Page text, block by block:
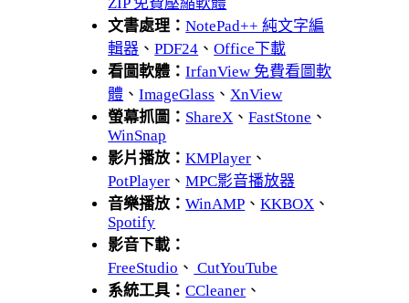
文書處理：NotePad++ 純文字編
輯器 、PDF24 、Office下載
看圖軟體：IrfanView 免費看圖軟
體 、ImageGlass 、 XnView
螢幕抓圖： ShareX 、FastStone 、
WinSnap
影片播放：KMPlayer 、
PotPlayer 、MPC影音播放器
音樂播放：WinAMP 、KKBOX 、
Spotify
影音下載：
FreeStudio 、 CutYouTube
系統工具：CCleaner 、